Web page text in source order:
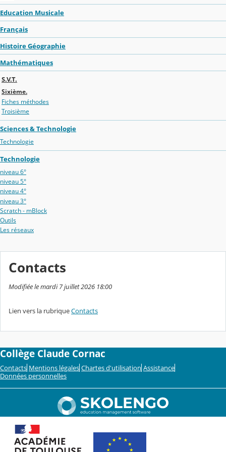
Education Musicale
Français
Histoire Géographie
Mathématiques
S.V.T.
Sixième.
Fiches méthodes
Troisième
Sciences & Technologie
Technologie
Technologie
niveau 6°
niveau 5°
niveau 4°
niveau 3°
Scratch - mBlock
Outils
Les réseaux
Contacts
Modifiée le mardi 7 juillet 2026 18:00
Lien vers la rubriqueContacts
Collège Claude Cornac
Contacts Mentions légales Chartes d'utilisation Assistance
Données personnelles